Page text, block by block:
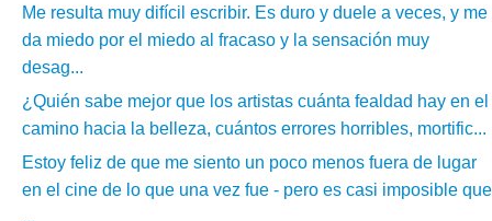
Me resulta muy difícil escribir. Es duro y duele a veces, y me
da miedo por el miedo al fracaso y la sensación muy
desag...
¿Quién sabe mejor que los artistas cuánta fealdad hay en el
camino hacia la belleza, cuántos errores horribles, mortific...
Estoy feliz de que me siento un poco menos fuera de lugar
en el cine de lo que una vez fue - pero es casi imposible que
...